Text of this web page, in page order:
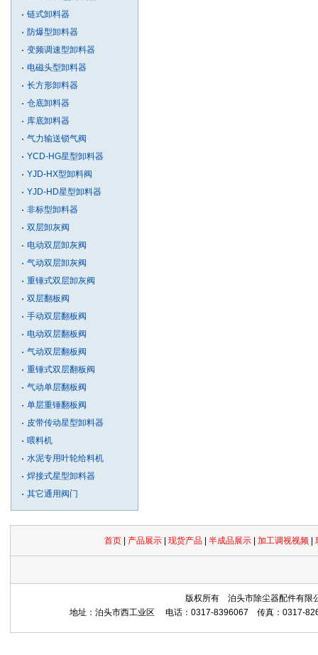
链式卸料器
防爆型卸料器
变频调速型卸料器
电磁头型卸料器
长方形卸料器
仓底卸料器
库底卸料器
气力输送锁气阀
YCD-HG星型卸料器
YJD-HX型卸料阀
YJD-HD星型卸料器
非标型卸料器
双层卸灰阀
电动双层卸灰阀
气动双层卸灰阀
重锤式双层卸灰阀
双层翻板阀
手动双层翻板阀
电动双层翻板阀
气动双层翻板阀
重锤式双层翻板阀
气动单层翻板阀
单层重锤翻板阀
皮带传动星型卸料器
喂料机
水泥专用叶轮给料机
焊接式星型卸料器
其它通用阀门
首页| 产品展示| 现货产品| 半成品展示| 加工调视视频|
版权所有 泊头市除尘器配件有
地址：泊头市西工业区 电话：0317-8396067 传真：0317-